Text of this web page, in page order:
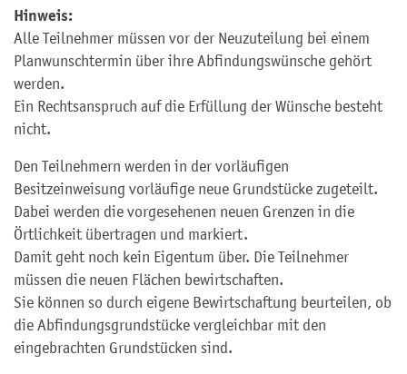
Hinweis:
Alle Teilnehmer müssen vor der Neuzuteilung bei einem
Planwunschtermin über ihre Abfindungswünsche gehört
werden.
Ein Rechtsanspruch auf die Erfüllung der Wünsche besteht
nicht.
Den Teilnehmern werden in der vorläufigen
Besitzeinweisung vorläufige neue Grundstücke zugeteilt.
Dabei werden die vorgesehenen neuen Grenzen in die
Örtlichkeit übertragen und markiert.
Damit geht noch kein Eigentum über. Die Teilnehmer
müssen die neuen Flächen bewirtschaften.
Sie können so durch eigene Bewirtschaftung beurteilen, ob
die Abfindungsgrundstücke vergleichbar mit den
eingebrachten Grundstücken sind.